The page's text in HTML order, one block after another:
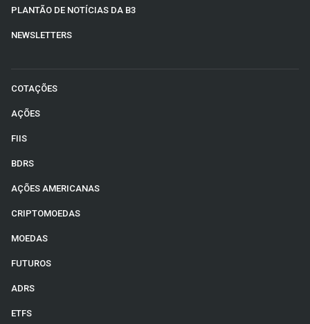
PLANTÃO DE NOTÍCIAS DA B3
NEWSLETTERS
COTAÇÕES
AÇÕES
FIIS
BDRS
AÇÕES AMERICANAS
CRIPTOMOEDAS
MOEDAS
FUTUROS
ADRS
ETFS